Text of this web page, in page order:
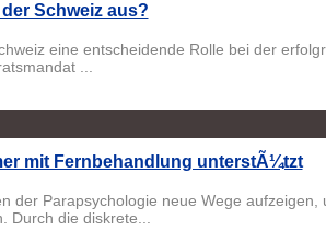
Schweiz aus?
eine entscheidende Rolle bei der
...
mit Fernbehandlung unterstÃ¼tzt
der Parapsychologie neue Wege aufzeigen,
die diskrete...